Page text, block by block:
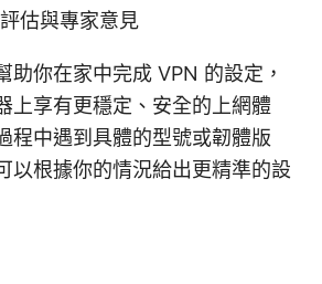
估與專家意見
助你在家中完成 VPN 的設定，
上享有更穩定、安全的上網體
程中遇到具體的型號或韌體版
以根據你的情況給出更精準的設